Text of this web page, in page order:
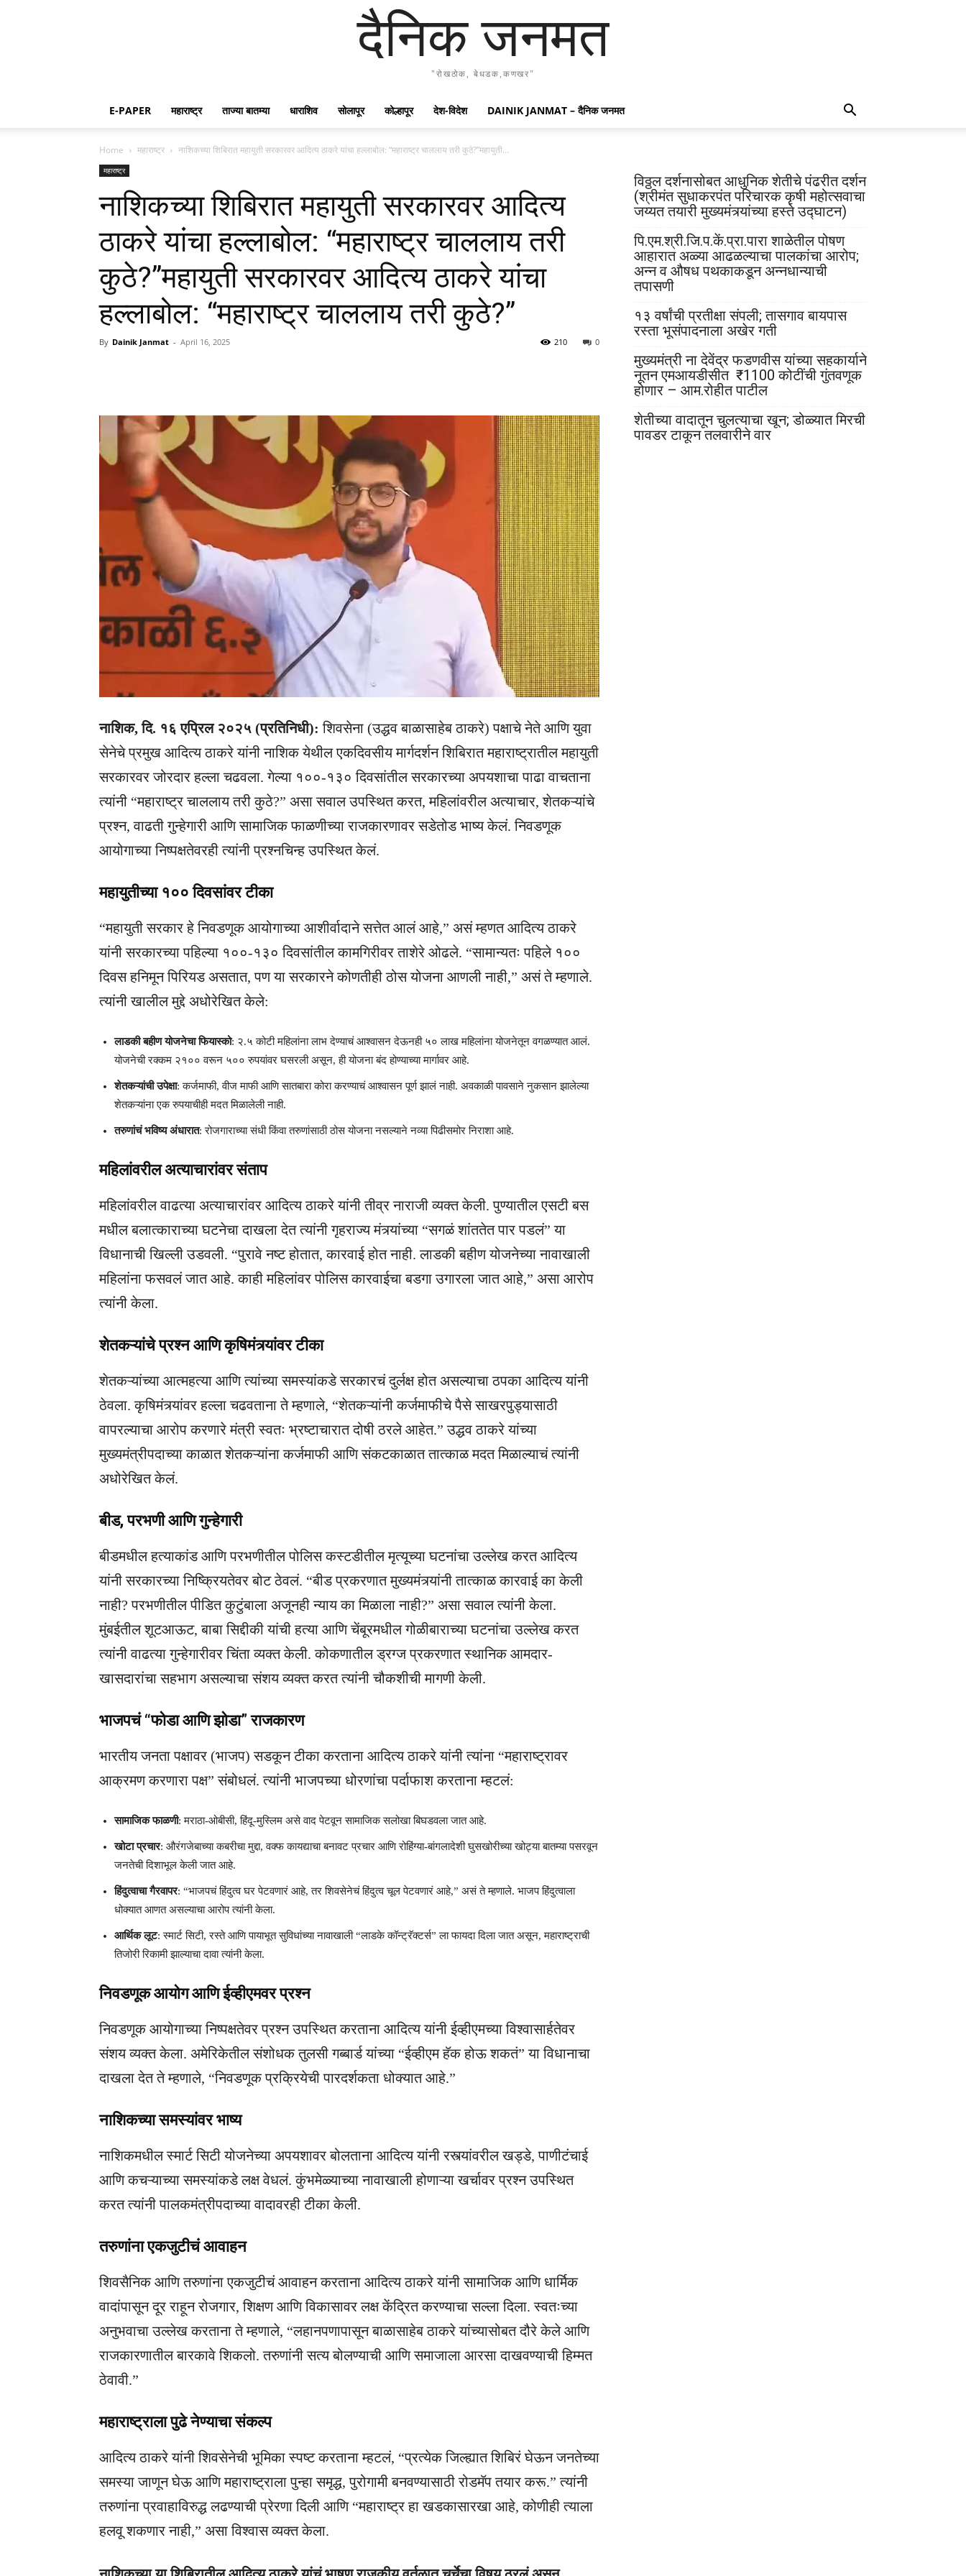
दैनिक जनमत
"रोखठोक, बेधडक,कणखर"
E-PAPER महाराष्ट्र ताज्या बातम्या धाराशिव सोलापूर कोल्हापूर देश-विदेश DAINIK JANMAT – दैनिक जनमत
Home महाराष्ट्र नाशिकच्या शिबिरात महायुती सरकारवर आदित्य ठाकरे यांचा हल्लाबोल: “महाराष्ट्र चाललाय तरी कुठे?”महायुती...
महाराष्ट्र
नाशिकच्या शिबिरात महायुती सरकारवर आदित्य
ठाकरे यांचा हल्लाबोल: “महाराष्ट्र चाललाय तरी
कुठे?”महायुती सरकारवर आदित्य ठाकरे यांचा
हल्लाबोल: “महाराष्ट्र चाललाय तरी कुठे?”
By Dainik Janmat - April 16, 2025 0
210
नाशिक, दि. १६ एप्रिल २०२५ (प्रतिनिधी): शिवसेना (उद्धव बाळासाहेब ठाकरे) पक्षाचे नेते आणि युवा
सेनेचे प्रमुख आदित्य ठाकरे यांनी नाशिक येथील एकदिवसीय मार्गदर्शन शिबिरात महाराष्ट्रातील महायुती
सरकारवर जोरदार हल्ला चढवला. गेल्या १००-१३० दिवसांतील सरकारच्या अपयशाचा पाढा वाचताना
त्यांनी “महाराष्ट्र चाललाय तरी कुठे?” असा सवाल उपस्थित करत, महिलांवरील अत्याचार, शेतकऱ्यांचे
प्रश्न, वाढती गुन्हेगारी आणि सामाजिक फाळणीच्या राजकारणावर सडेतोड भाष्य केलं. निवडणूक
आयोगाच्या निष्पक्षतेवरही त्यांनी प्रश्नचिन्ह उपस्थित केलं.
महायुतीच्या १०० दिवसांवर टीका
“महायुती सरकार हे निवडणूक आयोगाच्या आशीर्वादाने सत्तेत आलं आहे,” असं म्हणत आदित्य ठाकरे
यांनी सरकारच्या पहिल्या १००-१३० दिवसांतील कामगिरीवर ताशेरे ओढले. “सामान्यतः पहिले १००
दिवस हनिमून पिरियड असतात, पण या सरकारने कोणतीही ठोस योजना आणली नाही,” असं ते म्हणाले.
त्यांनी खालील मुद्दे अधोरेखित केले:
लाडकी बहीण योजनेचा फियास्को: २.५ कोटी महिलांना लाभ देण्याचं आश्वासन देऊनही ५० लाख महिलांना योजनेतून वगळण्यात आलं.
योजनेची रक्कम २१०० वरून ५०० रुपयांवर घसरली असून, ही योजना बंद होण्याच्या मार्गावर आहे.
शेतकऱ्यांची उपेक्षा: कर्जमाफी, वीज माफी आणि सातबारा कोरा करण्याचं आश्वासन पूर्ण झालं नाही. अवकाळी पावसाने नुकसान झालेल्या
शेतकऱ्यांना एक रुपयाचीही मदत मिळालेली नाही.
तरुणांचं भविष्य अंधारात: रोजगाराच्या संधी किंवा तरुणांसाठी ठोस योजना नसल्याने नव्या पिढीसमोर निराशा आहे.
महिलांवरील अत्याचारांवर संताप
महिलांवरील वाढत्या अत्याचारांवर आदित्य ठाकरे यांनी तीव्र नाराजी व्यक्त केली. पुण्यातील एसटी बस
मधील बलात्काराच्या घटनेचा दाखला देत त्यांनी गृहराज्य मंत्र्यांच्या “सगळं शांततेत पार पडलं” या
विधानाची खिल्ली उडवली. “पुरावे नष्ट होतात, कारवाई होत नाही. लाडकी बहीण योजनेच्या नावाखाली
महिलांना फसवलं जात आहे. काही महिलांवर पोलिस कारवाईचा बडगा उगारला जात आहे,” असा आरोप
त्यांनी केला.
शेतकऱ्यांचे प्रश्न आणि कृषिमंत्र्यांवर टीका
शेतकऱ्यांच्या आत्महत्या आणि त्यांच्या समस्यांकडे सरकारचं दुर्लक्ष होत असल्याचा ठपका आदित्य यांनी
ठेवला. कृषिमंत्र्यांवर हल्ला चढवताना ते म्हणाले, “शेतकऱ्यांनी कर्जमाफीचे पैसे साखरपुड्यासाठी
वापरल्याचा आरोप करणारे मंत्री स्वतः भ्रष्टाचारात दोषी ठरले आहेत.” उद्धव ठाकरे यांच्या
मुख्यमंत्रीपदाच्या काळात शेतकऱ्यांना कर्जमाफी आणि संकटकाळात तात्काळ मदत मिळाल्याचं त्यांनी
अधोरेखित केलं.
बीड, परभणी आणि गुन्हेगारी
बीडमधील हत्याकांड आणि परभणीतील पोलिस कस्टडीतील मृत्यूच्या घटनांचा उल्लेख करत आदित्य
यांनी सरकारच्या निष्क्रियतेवर बोट ठेवलं. “बीड प्रकरणात मुख्यमंत्र्यांनी तात्काळ कारवाई का केली
नाही? परभणीतील पीडित कुटुंबाला अजूनही न्याय का मिळाला नाही?” असा सवाल त्यांनी केला.
मुंबईतील शूटआऊट, बाबा सिद्दीकी यांची हत्या आणि चेंबूरमधील गोळीबाराच्या घटनांचा उल्लेख करत
त्यांनी वाढत्या गुन्हेगारीवर चिंता व्यक्त केली. कोकणातील ड्रग्ज प्रकरणात स्थानिक आमदार-
खासदारांचा सहभाग असल्याचा संशय व्यक्त करत त्यांनी चौकशीची मागणी केली.
भाजपचं “फोडा आणि झोडा” राजकारण
भारतीय जनता पक्षावर (भाजप) सडकून टीका करताना आदित्य ठाकरे यांनी त्यांना “महाराष्ट्रावर
आक्रमण करणारा पक्ष” संबोधलं. त्यांनी भाजपच्या धोरणांचा पर्दाफाश करताना म्हटलं:
सामाजिक फाळणी: मराठा-ओबीसी, हिंदू-मुस्लिम असे वाद पेटवून सामाजिक सलोखा बिघडवला जात आहे.
खोटा प्रचार: औरंगजेबाच्या कबरीचा मुद्दा, वक्फ कायद्याचा बनावट प्रचार आणि रोहिंग्या-बांगलादेशी घुसखोरीच्या खोट्या बातम्या पसरवून
जनतेची दिशाभूल केली जात आहे.
हिंदुत्वाचा गैरवापर: “भाजपचं हिंदुत्व घर पेटवणारं आहे, तर शिवसेनेचं हिंदुत्व चूल पेटवणारं आहे,” असं ते म्हणाले. भाजप हिंदुत्वाला
धोक्यात आणत असल्याचा आरोप त्यांनी केला.
आर्थिक लूट: स्मार्ट सिटी, रस्ते आणि पायाभूत सुविधांच्या नावाखाली “लाडके कॉन्ट्रॅक्टर्स” ला फायदा दिला जात असून, महाराष्ट्राची
तिजोरी रिकामी झाल्याचा दावा त्यांनी केला.
निवडणूक आयोग आणि ईव्हीएमवर प्रश्न
निवडणूक आयोगाच्या निष्पक्षतेवर प्रश्न उपस्थित करताना आदित्य यांनी ईव्हीएमच्या विश्वासार्हतेवर
संशय व्यक्त केला. अमेरिकेतील संशोधक तुलसी गब्बार्ड यांच्या “ईव्हीएम हॅक होऊ शकतं” या विधानाचा
दाखला देत ते म्हणाले, “निवडणूक प्रक्रियेची पारदर्शकता धोक्यात आहे.”
नाशिकच्या समस्यांवर भाष्य
नाशिकमधील स्मार्ट सिटी योजनेच्या अपयशावर बोलताना आदित्य यांनी रस्त्यांवरील खड्डे, पाणीटंचाई
आणि कचऱ्याच्या समस्यांकडे लक्ष वेधलं. कुंभमेळ्याच्या नावाखाली होणाऱ्या खर्चावर प्रश्न उपस्थित
करत त्यांनी पालकमंत्रीपदाच्या वादावरही टीका केली.
तरुणांना एकजुटीचं आवाहन
शिवसैनिक आणि तरुणांना एकजुटीचं आवाहन करताना आदित्य ठाकरे यांनी सामाजिक आणि धार्मिक
वादांपासून दूर राहून रोजगार, शिक्षण आणि विकासावर लक्ष केंद्रित करण्याचा सल्ला दिला. स्वतःच्या
अनुभवाचा उल्लेख करताना ते म्हणाले, “लहानपणापासून बाळासाहेब ठाकरे यांच्यासोबत दौरे केले आणि
राजकारणातील बारकावे शिकलो. तरुणांनी सत्य बोलण्याची आणि समाजाला आरसा दाखवण्याची हिम्मत
ठेवावी.”
महाराष्ट्राला पुढे नेण्याचा संकल्प
आदित्य ठाकरे यांनी शिवसेनेची भूमिका स्पष्ट करताना म्हटलं, “प्रत्येक जिल्ह्यात शिबिरं घेऊन जनतेच्या
समस्या जाणून घेऊ आणि महाराष्ट्राला पुन्हा समृद्ध, पुरोगामी बनवण्यासाठी रोडमॅप तयार करू.” त्यांनी
तरुणांना प्रवाहाविरुद्ध लढण्याची प्रेरणा दिली आणि “महाराष्ट्र हा खडकासारखा आहे, कोणीही त्याला
हलवू शकणार नाही,” असा विश्वास व्यक्त केला.
विठ्ठल दर्शनासोबत आधुनिक शेतीचे पंढरीत दर्शन
(श्रीमंत सुधाकरपंत परिचारक कृषी महोत्सवाचा
जय्यत तयारी मुख्यमंत्र्यांच्या हस्ते उद्घाटन)
पि.एम.श्री.जि.प.कें.प्रा.पारा शाळेतील पोषण
आहारात अळ्या आढळल्याचा पालकांचा आरोप;
अन्न व औषध पथकाकडून अन्नधान्याची
तपासणी
१३ वर्षांची प्रतीक्षा संपली; तासगाव बायपास
रस्ता भूसंपादनाला अखेर गती
मुख्यमंत्री ना देवेंद्र फडणवीस यांच्या सहकार्याने
नूतन एमआयडीसीत ₹1100 कोटींची गुंतवणूक
होणार – आम.रोहीत पाटील
शेतीच्या वादातून चुलत्याचा खून; डोळ्यात मिरची
पावडर टाकून तलवारीने वार